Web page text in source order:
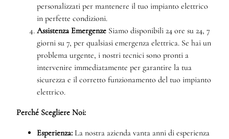
personalizzati per mantenere il tuo impianto elettrico
in perfette condizioni.
Assistenza Emergenze Siamo disponibili 24 ore su 24, 7
giorni su 7, per qualsiasi emergenza elettrica. Se hai un
problema urgente, i nostri tecnici sono pronti a
intervenire immediatamente per garantire la tua
sicurezza e il corretto funzionamento del tuo impianto
elettrico.
Perché Scegliere Noi:
Esperienza: La nostra azienda vanta anni di esperienza